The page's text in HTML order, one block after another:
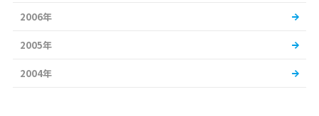
2006年
2005年
2004年